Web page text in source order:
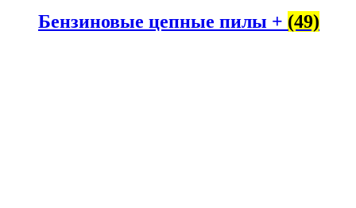
Бензиновые цепные пилы + (49)